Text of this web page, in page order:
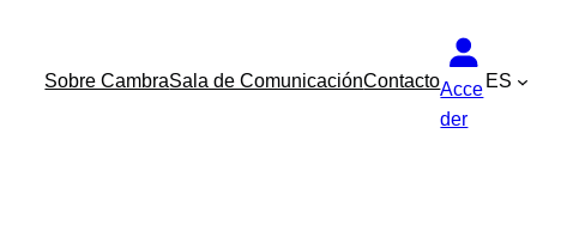
Sobre CambraSala de ComunicaciónContactoAcce
der
ES